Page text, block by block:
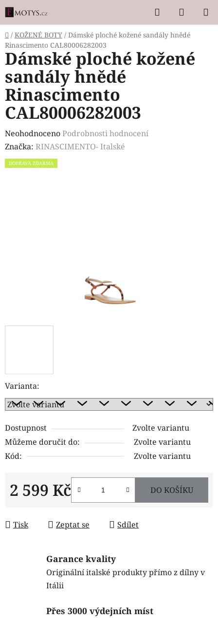
Přejít
na
obsah
Hledat
KOŠÍK
Domů
/ KOŽENÉ BOTY / Dámské ploché kožené sandály hnědé
Rinascimento CAL80006282003
Varianta:
Dostupnost
Zvolte variantu
Můžeme doručit do:
Zvolte variantu
Kód:
Zvolte variantu
2 599 Kč DO KOŠÍKU
Tisk Zeptat se Sdílet
Dámské ploché kožené
sandály hnědé
Rinascimento
CAL80006282003
Průměrné
hodnocení
produktu
NeohodnocenoPodrobnosti hodnocení
Značka: RINASCIMENTO- Italské
DOPRAVA ZDARMA
Garance kvality
Originální italské produkty přímo z dílny v
Itálii
Přes 3000 výdejních míst